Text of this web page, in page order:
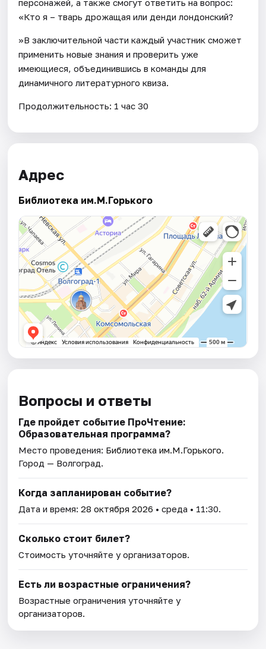
персонажей, а также смогут ответить на вопрос:
«Кто я – тварь дрожащая или денди лондонский?
»В заключительной части каждый участник сможет
применить новые знания и проверить уже
имеющиеся, объединившись в команды для
динамичного литературного квиза.
Продолжительность: 1 час 30
Адрес
Библиотека им.М.Горького
Вопросы и ответы
Где пройдет событие ПроЧтение:
Образовательная программа?
Место проведения: Библиотека им.М.Горького.
Город — Волгоград.
Когда запланирован событие?
Дата и время:28 октября 2026 • среда • 11:30.
Сколько стоит билет?
Стоимость уточняйте у организаторов.
Есть ли возрастные ограничения?
Возрастные ограничения уточняйте у
организаторов.